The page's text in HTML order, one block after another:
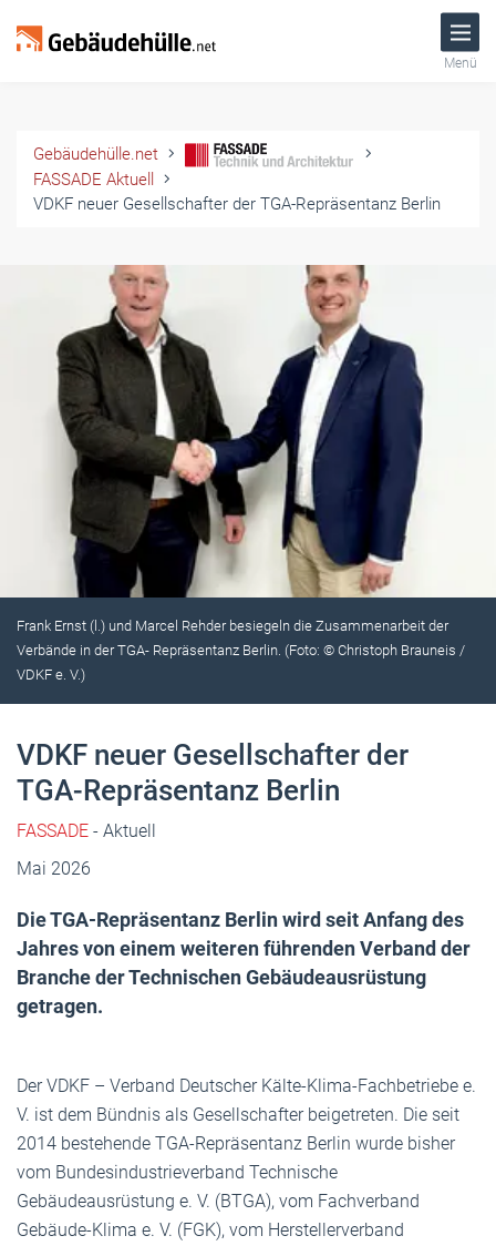
Menü
Gebäudehülle.net
FASSADE Aktuell
VDKF neuer Gesellschafter der TGA-Repräsentanz Berlin
Frank Ernst (l.) und Marcel Rehder besiegeln die Zusammenarbeit der
Verbände in der TGA- Repräsentanz Berlin. (Foto: © Christoph Brauneis /
VDKF e. V.)
VDKF neuer Gesellschafter der
TGA-Repräsentanz Berlin
FASSADE - Aktuell
Mai 2026
Die TGA-Repräsentanz Berlin wird seit Anfang des
Jahres von einem weiteren führenden Verband der
Branche der Technischen Gebäudeausrüstung
getragen.
Der VDKF – Verband Deutscher Kälte-Klima-Fachbetriebe e.
V. ist dem Bündnis als Gesellschafter beigetreten. Die seit
2014 bestehende TGA-Repräsentanz Berlin wurde bisher
vom Bundesindustrieverband Technische
Gebäudeausrüstung e. V. (BTGA), vom Fachverband
Gebäude-Klima e. V. (FGK), vom Herstellerverband